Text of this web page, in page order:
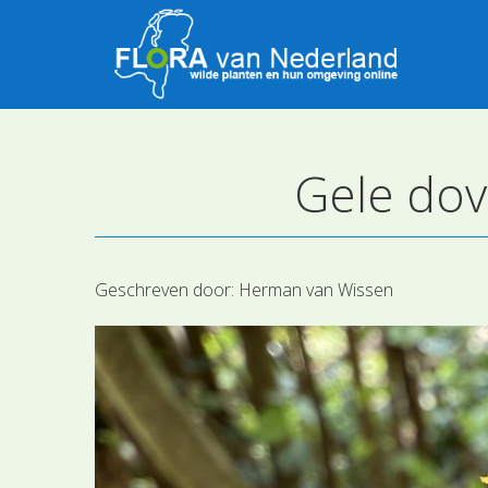
Gele
Geschreven door: Herman van Wissen